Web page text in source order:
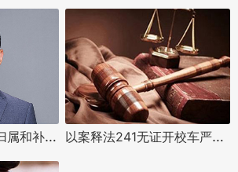
夫妻离婚时，房屋归属和补偿问题如何解决？ 以案释法241无证开校车严重超载园长获刑